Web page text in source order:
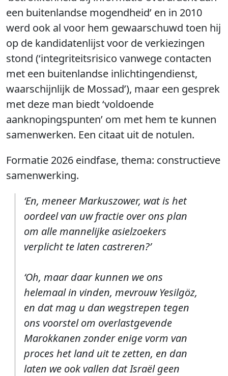
een buitenlandse mogendheid’ en in 2010
werd ook al voor hem gewaarschuwd toen hij
op de kandidatenlijst voor de verkiezingen
stond (‘integriteitsrisico vanwege contacten
met een buitenlandse inlichtingendienst,
waarschijnlijk de Mossad’), maar een gesprek
met deze man biedt ‘voldoende
aanknopingspunten’ om met hem te kunnen
samenwerken. Een citaat uit de notulen.
Formatie 2026 eindfase, thema: constructieve
samenwerking.
‘En, meneer Markuszower, wat is het
oordeel van uw fractie over ons plan
om alle mannelijke asielzoekers
verplicht te laten castreren?’
‘Oh, maar daar kunnen we ons
helemaal in vinden, mevrouw Yesilgöz,
en dat mag u dan wegstrepen tegen
ons voorstel om overlastgevende
Marokkanen zonder enige vorm van
proces het land uit te zetten, en dan
laten we ook vallen dat Israël geen